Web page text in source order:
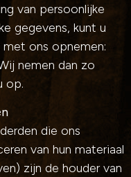
van persoonlijke
gegevens, kunt u
ons opnemen:
nemen dan zo
op.
die ons
van hun materiaal
zijn de houder van